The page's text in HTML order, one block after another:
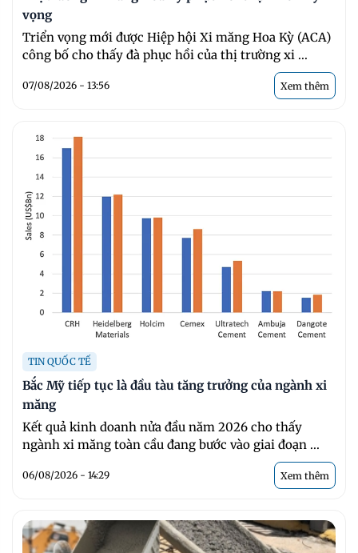
vọng
Triển vọng mới được Hiệp hội Xi măng Hoa Kỳ (ACA)
công bố cho thấy đà phục hồi của thị trường xi ...
07/08/2026 - 13:56 Xem thêm
TIN QUỐC TẾ
Bắc Mỹ tiếp tục là đầu tàu tăng trưởng của ngành xi
măng
Kết quả kinh doanh nửa đầu năm 2026 cho thấy
ngành xi măng toàn cầu đang bước vào giai đoạn ...
06/08/2026 - 14:29 Xem thêm